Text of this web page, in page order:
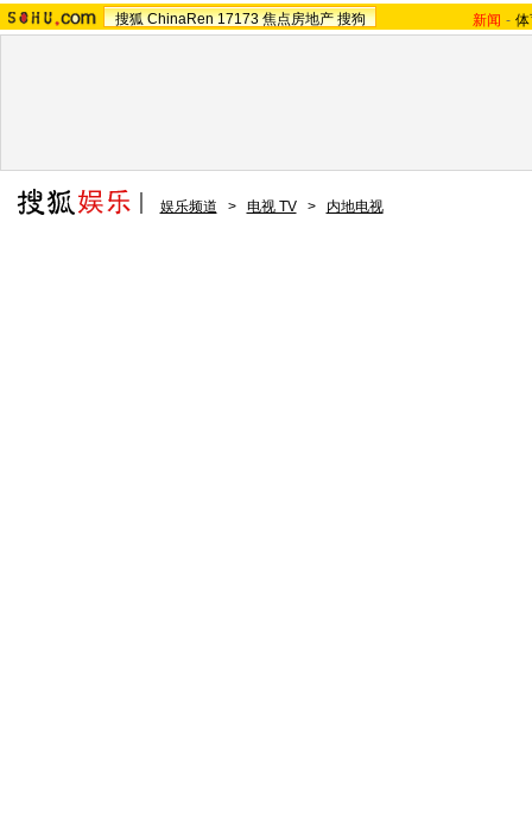
搜狐 ChinaRen 17173 焦点房地产 搜狗 新闻 -
娱乐频道 > 电视 TV > 内地电视